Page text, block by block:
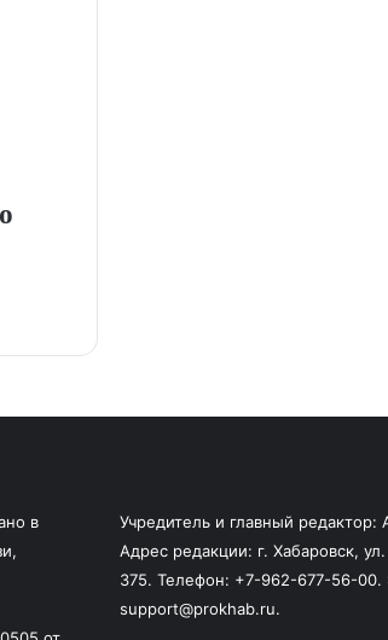
в
Учредитель и главный редактор:
Адрес редакции: г. Хабаровск,
375. Телефон: +7-962-677-56-00.
support@prokhab.ru.